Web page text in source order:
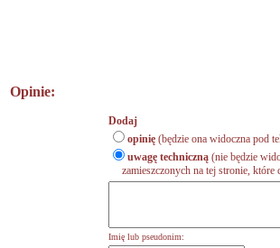
Opinie:
Dodaj
opinię (będzie ona widoczna pod
uwagę techniczną (nie będzie
zamieszczonych na tej stronie, które
Imię lub pseudonim: